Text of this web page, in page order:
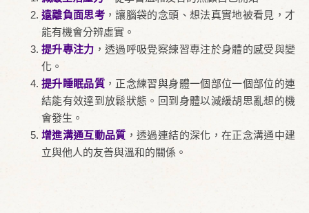
遠離負面思考 ，讓腦袋的念頭、想法真實地被看見，才
能有機會分辨虛實。
提升專注力 ，透過呼吸覺察練習專注於身體的感受與變
化。
提升睡眠品質 ，正念練習與身體一個部位一個部位的連
結能有效達到放鬆狀態。回到身體以減緩胡思亂想的機
會發生。
增進溝通互動品質 ，透過連結的深化，在正念溝通中建
立與他人的友善與溫和的關係。